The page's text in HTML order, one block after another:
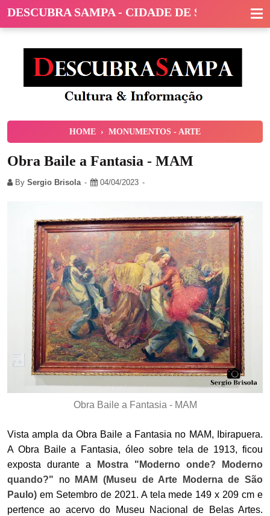
DESCUBRA SAMPA - CIDADE DE SÃO PAULO
HOME › MONUMENTOS - ARTE
Obra Baile a Fantasia - MAM
By Sergio Brisola 04/04/2023
Obra Baile a Fantasia - MAM
Vista ampla da Obra Baile a Fantasia no MAM, Ibirapuera.
A Obra Baile a Fantasia, óleo sobre tela de 1913, ficou
exposta durante a
Mostra "Moderno onde? Moderno
quando?" no
MAM (Museu de Arte Moderna de São
Paulo) em Setembro de 2021. A tela mede 149 x 209 cm e
pertence ao acervo do Museu Nacional de Belas Artes.